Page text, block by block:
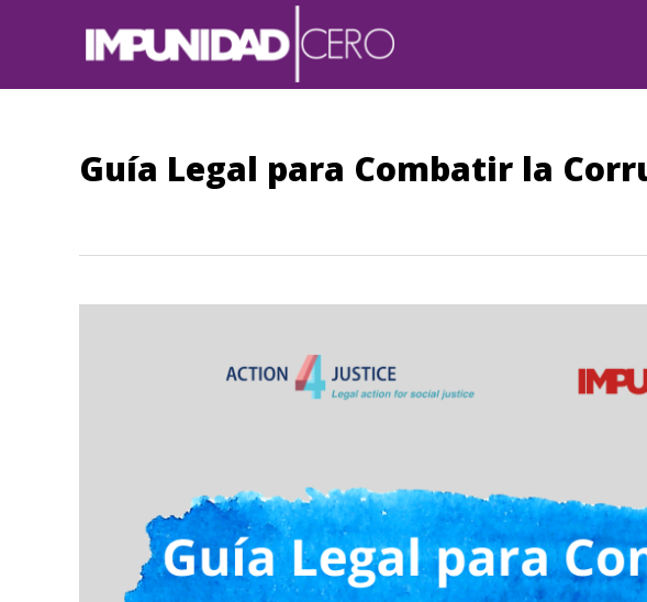
Guía Legal para Combatir la